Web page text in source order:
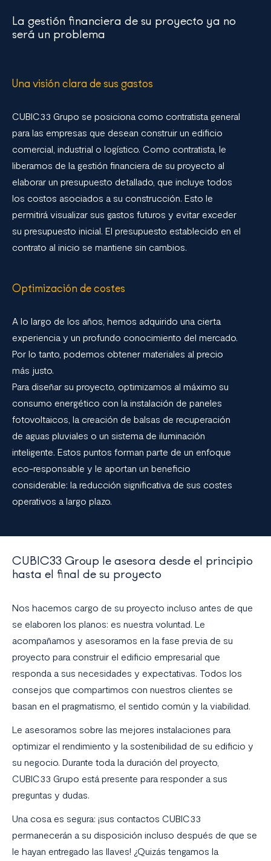
La gestión financiera de su proyecto ya no
será un problema
Una visión clara de sus gastos
CUBIC33 Grupo se posiciona como contratista general
para las empresas que desean construir un edificio
comercial, industrial o logístico. Como contratista, le
liberamos de la gestión financiera de su proyecto al
elaborar un presupuesto detallado, que incluye todos
los costos asociados a su construcción. Esto le
permitirá visualizar sus gastos futuros y evitar exceder
su presupuesto inicial. El presupuesto establecido en el
contrato al inicio se mantiene sin cambios.
Optimización de costes
A lo largo de los años, hemos adquirido una cierta
experiencia y un profundo conocimiento del mercado.
Por lo tanto, podemos obtener materiales al precio
más justo.
Para diseñar su proyecto, optimizamos al máximo su
consumo energético con la instalación de paneles
fotovoltaicos, la creación de balsas de recuperación
de aguas pluviales o un sistema de iluminación
inteligente. Estos puntos forman parte de un enfoque
eco-responsable y le aportan un beneficio
considerable: la reducción significativa de sus costes
operativos a largo plazo.
CUBIC33 Group le asesora desde el principio
hasta el final de su proyecto
Nos hacemos cargo de su proyecto incluso antes de que
se elaboren los planos: es nuestra voluntad. Le
acompañamos y asesoramos en la fase previa de su
proyecto para construir el edificio empresarial que
responda a sus necesidades y expectativas. Todos los
consejos que compartimos con nuestros clientes se
basan en el pragmatismo, el sentido común y la viabilidad.
Le asesoramos sobre las mejores instalaciones para
optimizar el rendimiento y la sostenibilidad de su edificio y
su negocio. Durante toda la duración del proyecto,
CUBIC33 Grupo está presente para responder a sus
preguntas y dudas.
Una cosa es segura: ¡sus contactos CUBIC33
permanecerán a su disposición incluso después de que se
le hayan entregado las llaves! ¿Quizás tengamos la